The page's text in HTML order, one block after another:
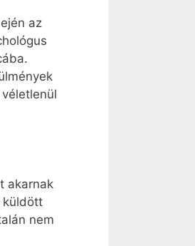
az
akarnak
küldött
nem